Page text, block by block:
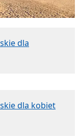
dla
dla kobiet